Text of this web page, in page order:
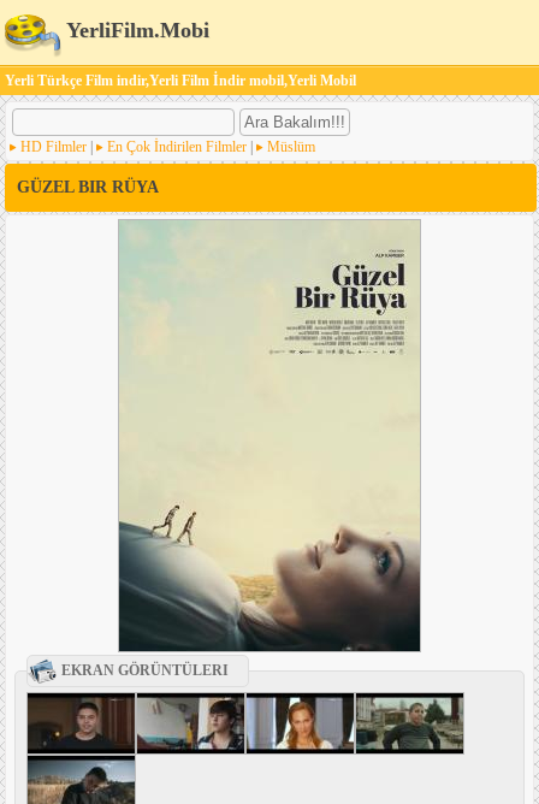
YerliFilm.Mobi
Yerli Türkçe Film indir,Yerli Film İndir mobil,Yerli Mobil
HD Filmler En Çok İndirilen Filmler Müslüm
GÜZEL BIR RÜYA
EKRAN GÖRÜNTÜLERI